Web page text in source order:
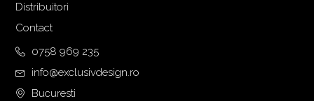
Distribuitori
Contact
0758 969 235
info@exclusivdesign.ro
Bucuresti